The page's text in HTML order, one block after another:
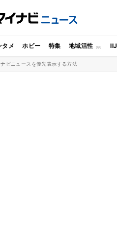
タメ ホビー 特集 地域活性 IIJ
ビニュースを優先表示する方法